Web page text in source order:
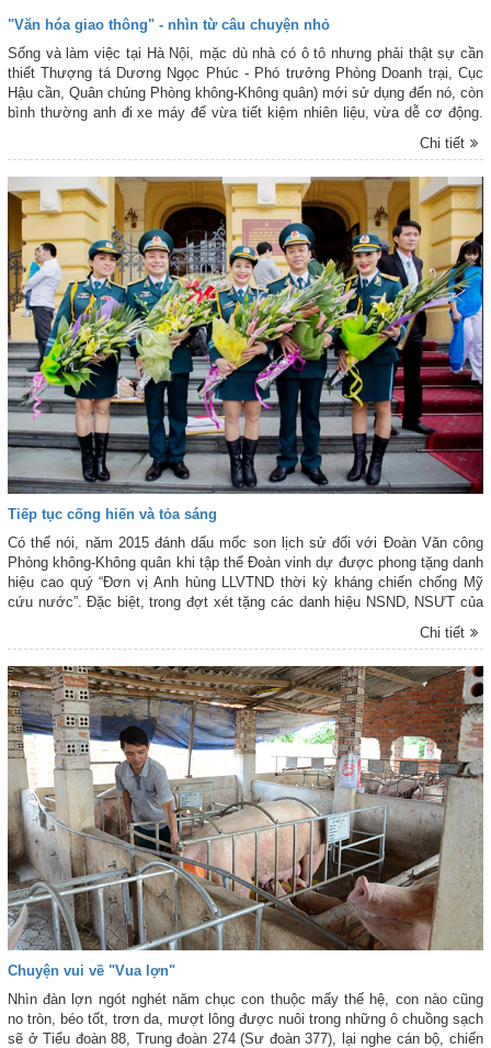
Quân chủng P
"Văn hóa giao thông" - nhìn từ câu chuyện nhỏ
Sống và làm việc tại Hà Nội, mặc dù nhà có ô tô nhưng phải thật sự cần
thiết Thượng tá Dương Ngọc Phúc - Phó trưởng Phòng Doanh trại, Cục
Hậu cần, Quân chủng Phòng không-Không quân) mới sử dụng đến nó, còn
bình thường anh đi xe máy để vừa tiết kiệm nhiên liệu, vừa dễ cơ động.
nhật vừa rồi anh rủ tôi đi mua khung tranh treo tường cho gia đình anh.
học đượ
Chi tiết
Tiếp tục cống hiến và tỏa sáng
Có thể nói, năm 2015 đánh dấu mốc son lịch sử đối với Đoàn Văn công
Phòng không-Không quân khi tập thể Đoàn vinh dự được phong tặng danh
hiệu cao quý “Đơn vị Anh hùng LLVTND thời kỳ kháng chiến chống Mỹ
cứu nước”. Đặc biệt, trong đợt xét tặng các danh hiệu NSND, NSƯT của
danh hiệu NSND, NSƯT. Phóng viên Báo Phòng không-Không quân (PK-
trưởng và các nghệ sĩ vừa vinh dự đón nhận danh hiệu NSƯT. Xin trân
trọng giới thiệu cùng bạn đọc!
Chi tiết
Chuyện vui về "Vua lợn"
Nhìn đàn lợn ngót nghét năm chục con thuộc mấy thế hệ, con nào cũng
no tròn, béo tốt, trơn da, mượt lông được nuôi trong những ô chuồng sạch
sẽ ở Tiểu đoàn 88, Trung đoàn 274 (Sư đoàn 377), lại nghe cán bộ, chiến